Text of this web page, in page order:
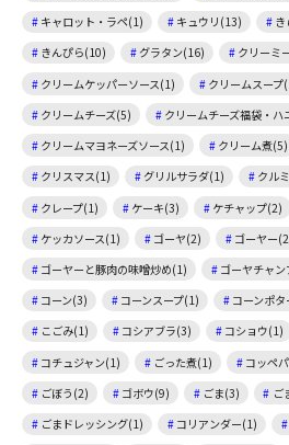
キャロット・ラペ(1)
キュウリ(13)
きんぴら(10)
グラタン(16) クリーミ
クリームケッパーソース(1)
クリームスープ
クリームチーズ(5)
クリームチーズ福袋・
クリームマヨネーズソース(1)
クリーム煮(5)
クリスマス(1)
グリルサラダ(1) クル
クレープ(1)
ケーキ(3) ケチャップ(2)
ケッカソース(1)
ゴーヤ(2)
ゴーヤー
ゴーヤーと豚肉の味噌炒め(1)
ゴーヤチャ
コーン(3)
コーンスープ(1) コーンポ
こごみ(1)
コシアブラ(3) コショウ(1)
コチュジャン(1)
ごった煮(1) コッペ
ごぼう(2)
ゴボウ(9) ごま(3)
ご
ごまドレッシング(1)
コリアンダー(1)